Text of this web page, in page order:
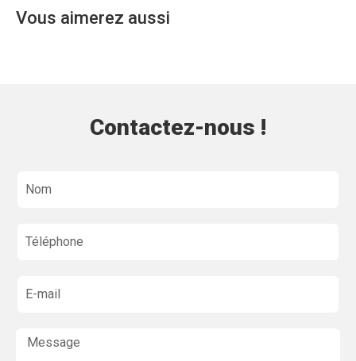
Vous aimerez aussi
Contactez-nous !